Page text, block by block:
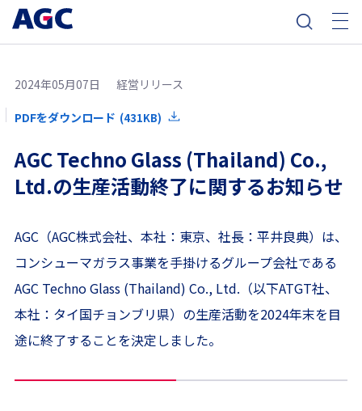
2024年05月07日 経営リリース
PDFをダウンロード (431KB)
AGC Techno Glass (Thailand) Co.,
Ltd.の生産活動終了に関するお知らせ
AGC（AGC株式会社、本社：東京、社長：平井良典）は、
コンシューマガラス事業を手掛けるグループ会社である
AGC Techno Glass (Thailand) Co., Ltd.（以下ATGT社、
本社：タイ国チョンブリ県）の生産活動を2024年末を目
途に終了することを決定しました。